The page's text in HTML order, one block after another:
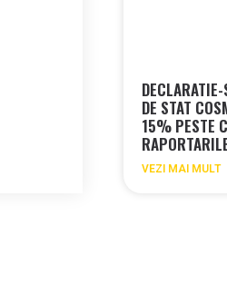
DE STAT
15% PESTE
VEZI MAI MULT